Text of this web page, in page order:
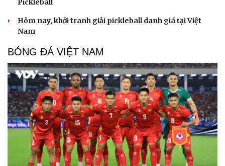
Pickleball
Hôm nay, khởi tranh giải pickleball danh giá tại Việt
Nam
BÓNG ĐÁ VIỆT NAM